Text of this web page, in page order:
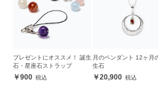
プレゼントにオススメ！ 誕生
石・星座石ストラップ
900
月のペンダント 12ヶ月
生石
20,900